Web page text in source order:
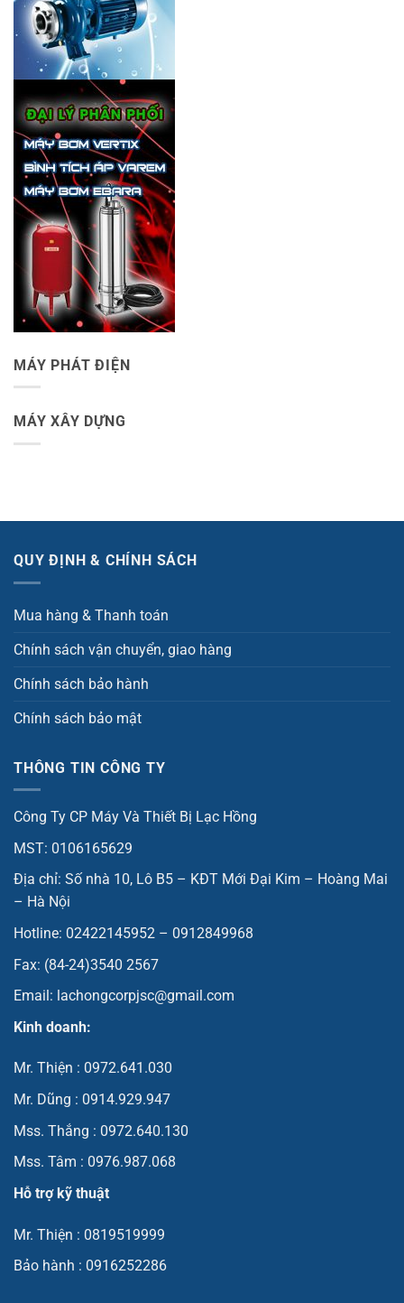
MÁY PHÁT ĐIỆN
MÁY XÂY DỰNG
QUY ĐỊNH & CHÍNH SÁCH
Mua hàng & Thanh toán
Chính sách vận chuyển, giao hàng
Chính sách bảo hành
Chính sách bảo mật
THÔNG TIN CÔNG TY
Công Ty CP Máy Và Thiết Bị Lạc Hồng
MST: 0106165629
Địa chỉ: Số nhà 10, Lô B5 – KĐT Mới Đại Kim – Hoàng Mai
– Hà Nội
Hotline: 02422145952 – 0912849968
Fax: (84-24)3540 2567
Email: lachongcorpjsc@gmail.com
Kinh doanh:
Mr. Thiện : 0972.641.030
Mr. Dũng : 0914.929.947
Mss. Thắng : 0972.640.130
Mss. Tâm : 0976.987.068
Hỗ trợ kỹ thuật
Mr. Thiện : 0819519999
Bảo hành : 0916252286